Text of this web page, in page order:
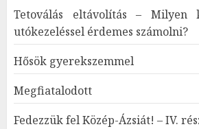
Tetoválás eltávolítás – Milyen
utókezeléssel érdemes számolni?
Hősök gyerekszemmel
Megfiatalodott
Fedezzük fel Közép-Ázsiát! – IV.